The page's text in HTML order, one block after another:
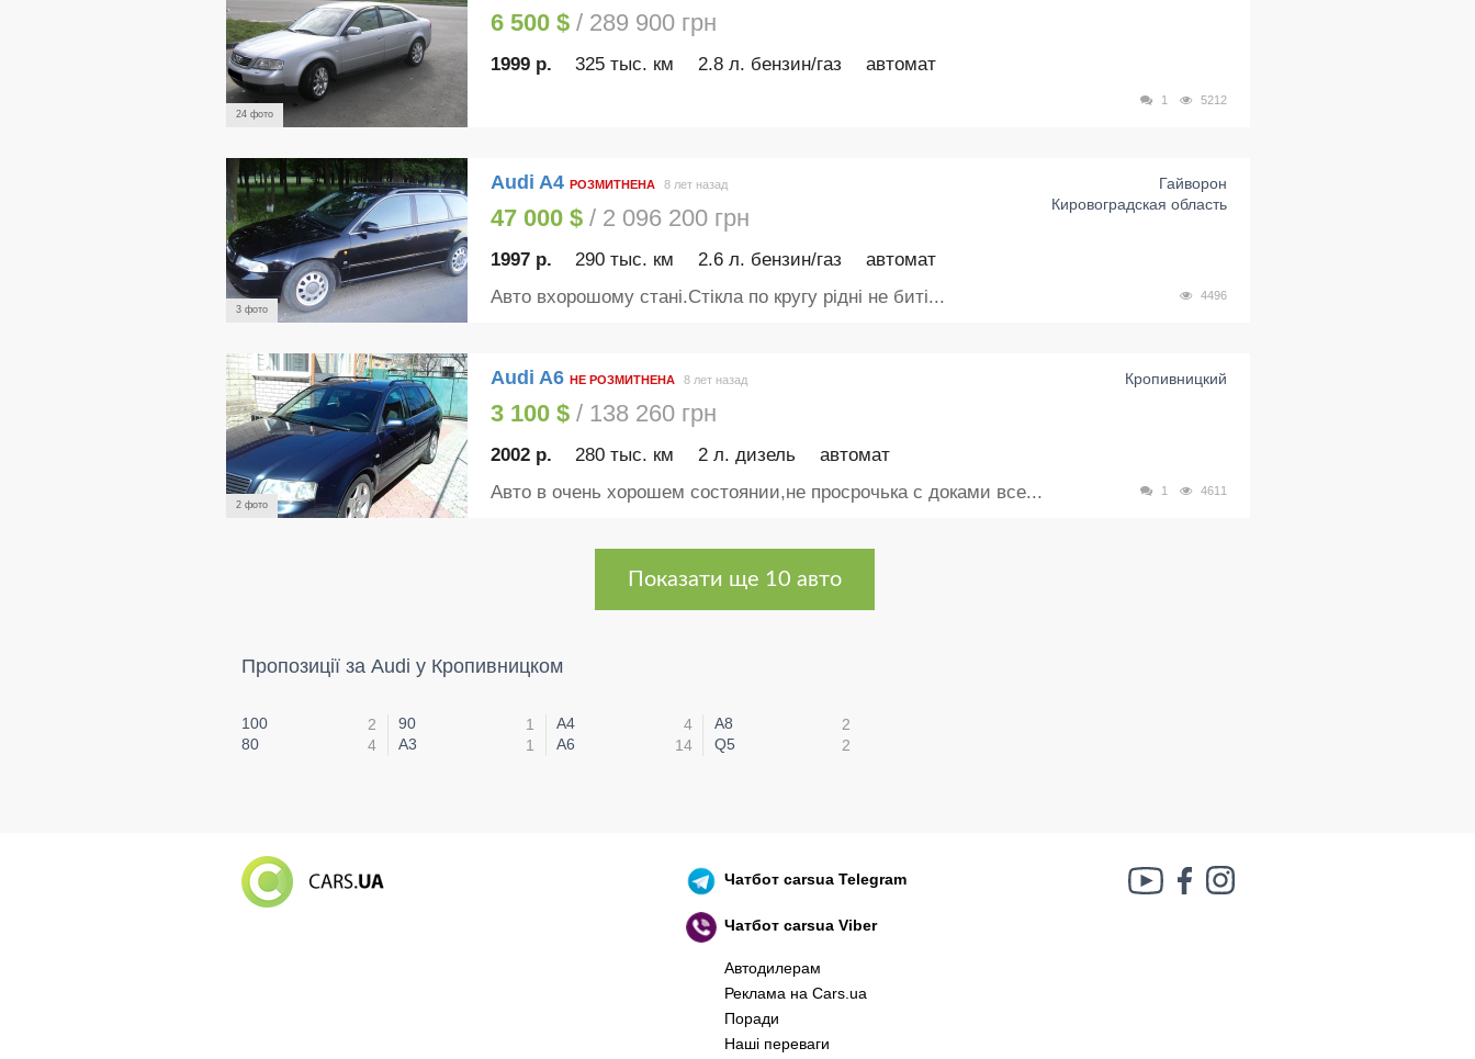
24 фото
6 500 $/ 289 900 грн
1999 р. 325 тыс. км 2.8 л. бензин/газ автомат
1 5212
3 фото
Audi A4 РОЗМИТНЕНА
Гайворон
Кировоградская область
8 лет назад
47 000 $/ 2 096 200 грн
1997 р. 290 тыс. км 2.6 л. бензин/газ автомат
4496
Авто вхорошому стані.Стікла по кругу рідні не биті...
2 фото
Audi A6 НЕ РОЗМИТНЕНА Кропивницкий
8 лет назад
3 100 $/ 138 260 грн
2002 р. 280 тыс. км 2 л. дизель автомат
1 4611
Авто в очень хорошем состоянии,не просрочька с доками все...
Показати ще 10 авто
Пропозиції за Audi у Кропивницком
100
2
80
4
90
1
A3
1
A4
4
A6
14
A8
2
Q5
2
Чатботcarsua Telegram
Чатботcarsua Viber
Автодилерам
Реклама на Cars.ua
Поради
Наші переваги